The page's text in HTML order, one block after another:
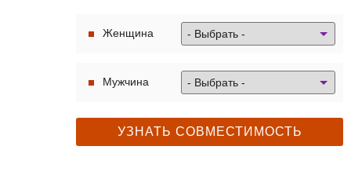
Женщина
Мужчина